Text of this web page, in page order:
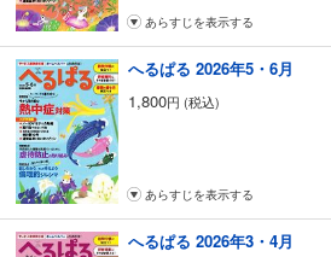
あらすじを表示する
へるぱる 2026年5・6月
1,800円 (税込)
あらすじを表示する
へるぱる 2026年3・4月